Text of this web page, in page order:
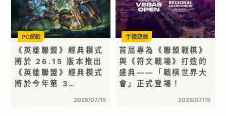
《英雄聯盟》經典模式
將於 26.15 版本推出
《英雄聯盟》經典模式
將於今年第 3…
2026/07/15
PC遊戲
首屆專為《聯盟戰棋》
與《符文戰場》打造的
盛典——「戰棋世界大
會」正式登場！
2026/07/15
手機遊戲